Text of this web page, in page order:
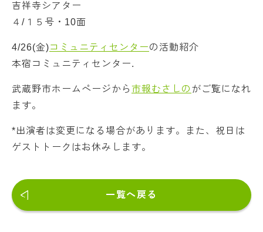
吉祥寺シアター
４/１５号・10面
4/26(金)コミュニティセンターの活動紹介
本宿コミュニティセンター.
武蔵野市ホームページから 市報むさしの がご覧になれ
ます。
*出演者は変更になる場合があります。また、祝日は
ゲストトークはお休みします。
一覧へ戻る